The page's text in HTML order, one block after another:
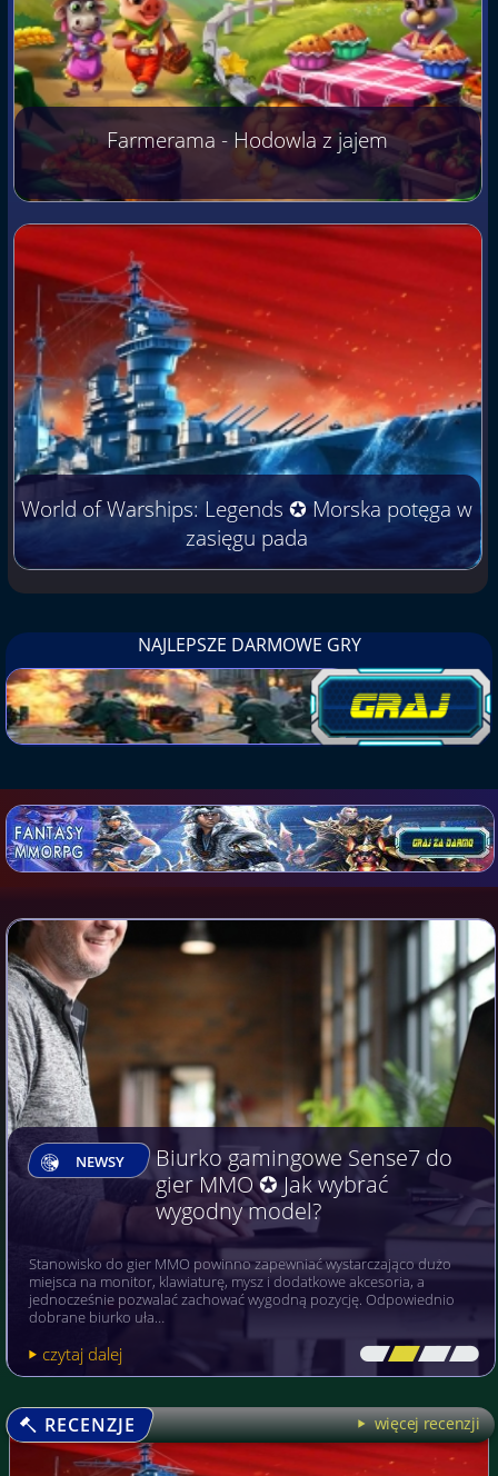
Farmerama - Hodowla z jajem
World of Warships: Legends ✪ Morska potęga w
zasięgu pada
NAJLEPSZE DARMOWE GRY
NEWSY
Czy dobra karta graficzna musi
być droga? ✪ Jak wybrać
opłacalny model?
Dobra karta graficzna nie musi należeć do najdroższych modeli –
powinna przede wszystkim odpowiadać rozdzielczości monitora,
wymaganiom gier lub programów oraz możliwościom pozostałych
po…
czytaj dalej [\ \\ \\ \]
RECENZJE więcej recenzji